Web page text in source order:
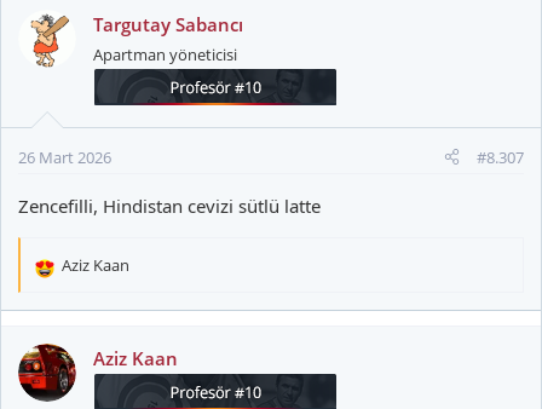
Targutay Sabancı
Apartman yöneticisi
26 Mart 2026 #8.307
Zencefilli, Hindistan cevizi sütlü latte
T
k
i
l
Aziz Kaan
Aziz Kaan